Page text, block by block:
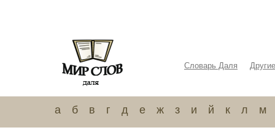
Словарь Даля
а б в г д е ж з и й к л м